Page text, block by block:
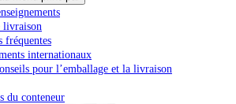
livraison
fréquentes
internationaux
pour l’emballage et la livraison
du conteneur